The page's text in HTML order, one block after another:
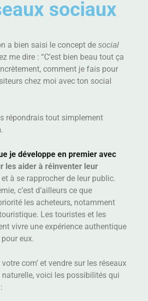
sociaux
a bien saisi le concept de social
me dire : “C’est bien beau tout ça
comment je fais pour
chez moi avec ton social
répondrais tout simplement
.
je développe en premier avec
les aider à réinventer leur
et à se rapprocher de leur public.
c’est d’ailleurs ce que
les acheteurs, notamment
Les touristes et les
vivre une expérience authentique
eux.
com’ et vendre sur les réseaux
voici les possibilités qui